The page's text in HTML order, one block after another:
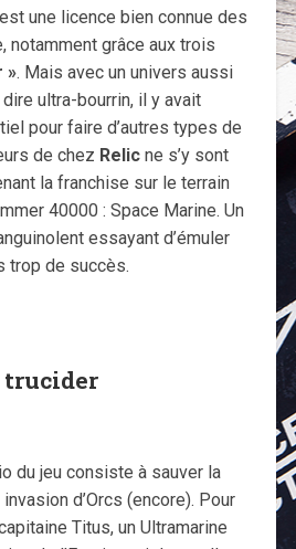
une licence bien connue des
notamment grâce aux trois
». Mais avec un univers aussi
ultra-bourrin, il y avait
pour faire d’autres types de
de chez Relicne s’y sont
la franchise sur le terrain
40000 : Space Marine. Un
essayant d’émuler
trop de succès.
trucider
du jeu consiste à sauver la
invasion d’Orcs (encore). Pour
Titus, un Ultramarine